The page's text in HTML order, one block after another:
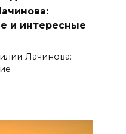
и интересные
Лачинова: